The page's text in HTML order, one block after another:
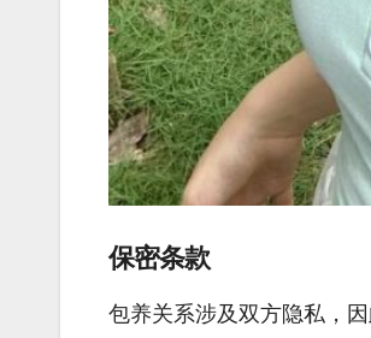
保密条款
包养关系涉及双方隐私，